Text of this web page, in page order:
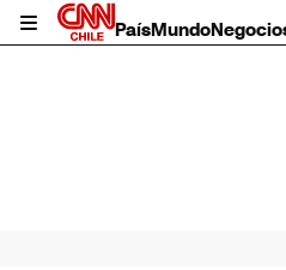
PaísMundo